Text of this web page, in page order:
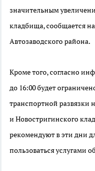
значительным
кладбища, сообщается на
Автозаводского района.
Кроме того, согласно
до 16:00 будет
транспортной развязки
и Новостригинского
рекомендуют в эти дни
пользоваться услугами